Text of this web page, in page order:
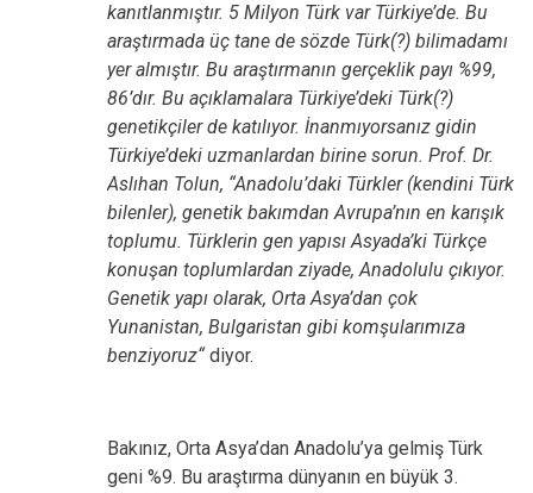
kanıtlanmıştır. 5 Milyon Türk var Türkiye’de. Bu
araştırmada üç tane de sözde Türk(?) bilimadamı
yer almıştır. Bu araştırmanın gerçeklik payı %99,
86’dır. Bu açıklamalara Türkiye’deki Türk(?)
genetikçiler de katılıyor. İnanmıyorsanız gidin
Türkiye’deki uzmanlardan birine sorun. Prof. Dr.
Aslıhan Tolun, “Anadolu’daki Türkler (kendini Türk
bilenler), genetik bakımdan Avrupa’nın en karışık
toplumu. Türklerin gen yapısı Asyada’ki Türkçe
konuşan toplumlardan ziyade, Anadolulu çıkıyor.
Genetik yapı olarak, Orta Asya’dan çok
Yunanistan, Bulgaristan gibi komşularımıza
benziyoruz“diyor.
Bakınız, Orta Asya’dan Anadolu’ya gelmiş Türk
geni %9. Bu araştırma dünyanın en büyük 3.